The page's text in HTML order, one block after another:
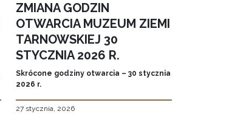
ZMIANA GODZIN
OTWARCIA MUZEUM ZIEMI
TARNOWSKIEJ 30
STYCZNIA 2026 R.
Skrócone godziny otwarcia – 30 stycznia
2026 r.
27 stycznia, 2026